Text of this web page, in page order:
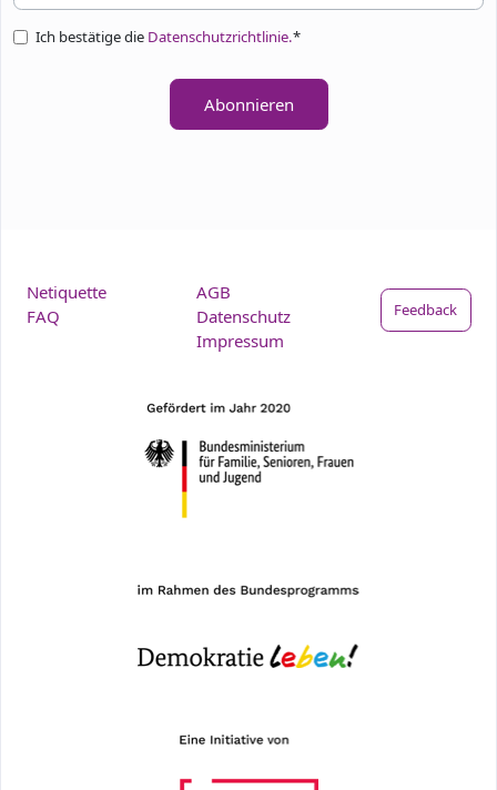
Ich bestätige die Datenschutzrichtlinie.*
Abonnieren
Netiquette
FAQ
AGB
Datenschutz
Impressum
Feedback